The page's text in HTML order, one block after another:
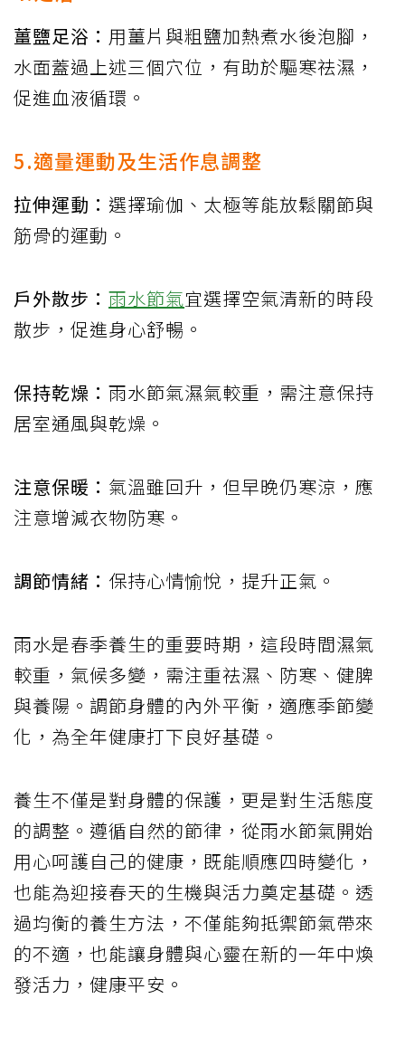
薑鹽足浴： 用薑片與粗鹽加熱煮水後泡腳，
水面蓋過上述三個穴位，有助於驅寒祛濕，
促進血液循環。
5.適量運動及生活作息調整
拉伸運動： 選擇瑜伽、太極等能放鬆關節與
筋骨的運動。
戶外散步： 雨水節氣宜選擇空氣清新的時段
散步，促進身心舒暢。
保持乾燥： 雨水節氣濕氣較重，需注意保持
居室通風與乾燥。
注意保暖： 氣溫雖回升，但早晚仍寒涼，應
注意增減衣物防寒。
調節情緒： 保持心情愉悅，提升正氣。
雨水是春季養生的重要時期，這段時間濕氣
較重，氣候多變，需注重祛濕、防寒、健脾
與養陽。調節身體的內外平衡，適應季節變
化，為全年健康打下良好基礎。
養生不僅是對身體的保護，更是對生活態度
的調整。遵循自然的節律，從雨水節氣開始
用心呵護自己的健康，既能順應四時變化，
也能為迎接春天的生機與活力奠定基礎。透
過均衡的養生方法，不僅能夠抵禦節氣帶來
的不適，也能讓身體與心靈在新的一年中煥
發活力，健康平安。